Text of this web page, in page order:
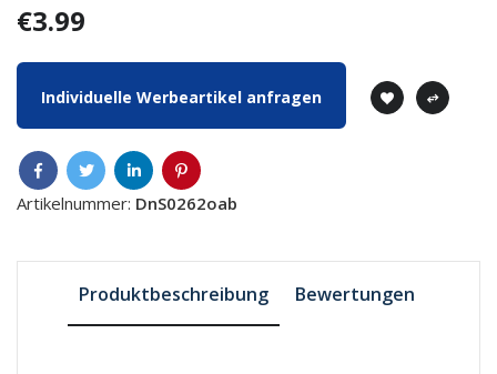
€3.99
Individuelle Werbeartikel anfragen
Artikelnummer: DnS0262oab
Produktbeschreibung Bewertungen